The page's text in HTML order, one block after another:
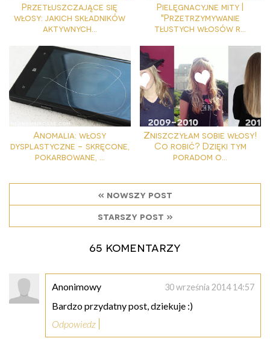
Przetłuszczające się
włosy: jakich składników
aktywnych...
Pielęgnacyjne mity |
"Przetrzymywanie
tłustych włosów r...
Anomalia: włosy
dysplastyczne - skręcone,
pokarbowane, ...
Zniszczyłam sobie włosy!
Co robić? Dzięki tym
poradom o...
« nowszy post
starszy post »
65 komentarzy
Anonimowy 30 września 2014 14:57
Bardzo przydatny post, dziekuje :)
Odpowiedz